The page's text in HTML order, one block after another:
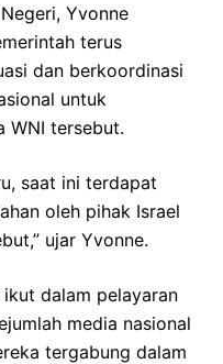
Yvonne
terus
dan berkoordinasi
untuk
WNI tersebut.
saat ini terdapat
oleh pihak Israel
ujar Yvonne.
dalam pelayaran
media nasional
tergabung dalam